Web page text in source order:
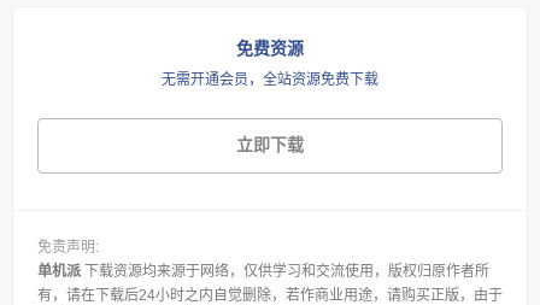
免费资源
无需开通会员，全站资源免费下载
立即下载
免责声明:
单机派 下载资源均来源于网络，仅供学习和交流使用，版权归原作者所
有，请在下载后24小时之内自觉删除，若作商业用途，请购买正版，由于